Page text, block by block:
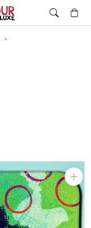
Cart